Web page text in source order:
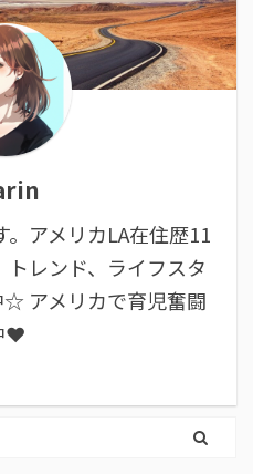
アメリカLA在住歴11
レンド、ライフスタ
アメリカで育児奮闘
❤︎